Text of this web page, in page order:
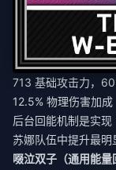
713 基础攻击力，
12.5% 物理伤害加成
后台回能机制是实
苏娜队伍中提升最明
啜泣双子（通用能量